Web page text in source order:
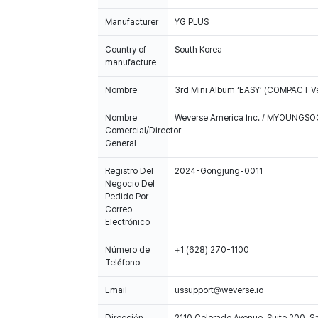
Manufacturer YG PLUS
Country of
manufacture
South Korea
Nombre 3rd Mini Album ‘EASY’ (COMPACT
Nombre
Comercial/Director
General
Weverse America Inc. /
Registro Del
Negocio Del
Pedido Por
Correo
Electrónico
2024-Gongjung-0011
Número de
Teléfono
+1 (628) 270-1100
Email ussupport@weverse.io